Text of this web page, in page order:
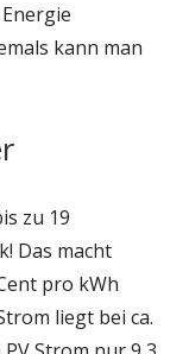
kann man
zu 19
Das macht
pro kWh
liegt bei ca.